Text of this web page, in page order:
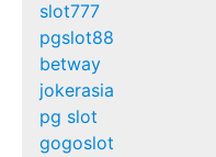
slot777
pgslot88
betway
jokerasia
pg slot
gogoslot